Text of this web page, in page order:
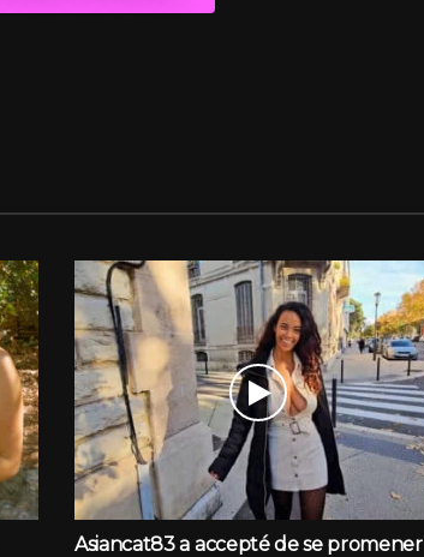
Asiancat83 a accepté de se promener